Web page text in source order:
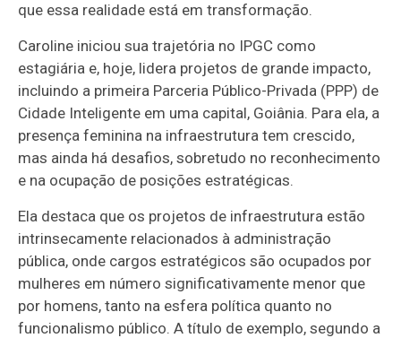
que essa realidade está em transformação.
Caroline iniciou sua trajetória no IPGC como
estagiária e, hoje, lidera projetos de grande impacto,
incluindo a primeira Parceria Público-Privada (PPP) de
Cidade Inteligente em uma capital, Goiânia. Para ela, a
presença feminina na infraestrutura tem crescido,
mas ainda há desafios, sobretudo no reconhecimento
e na ocupação de posições estratégicas.
Ela destaca que os projetos de infraestrutura estão
intrinsecamente relacionados à administração
pública, onde cargos estratégicos são ocupados por
mulheres em número significativamente menor que
por homens, tanto na esfera política quanto no
funcionalismo público. A título de exemplo, segundo a